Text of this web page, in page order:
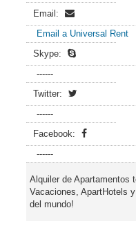
Email:
Email a Universal Rent
Skype:
------
Twitter:
------
Facebook:
------
Alquiler de Apartamentos
Vacaciones, ApartHotels
del mundo!